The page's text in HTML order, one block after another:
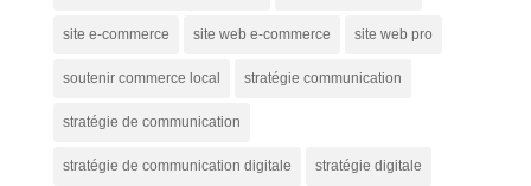
site e-commerce site web e-commerce site web pro
soutenir commerce local stratégie communication
stratégie de communication
stratégie de communication digitale stratégie digitale